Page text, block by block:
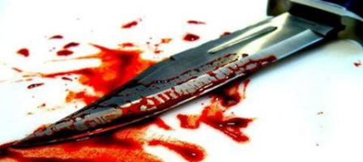
संभोग से इनकार करने पर पहले पति
ने की पत्नी की हत्या, फिर काटा अपना
लिंग
लेखन प्रदीप मौर्य Jul 08, 2019 03:15 pm
क्या है खबर?